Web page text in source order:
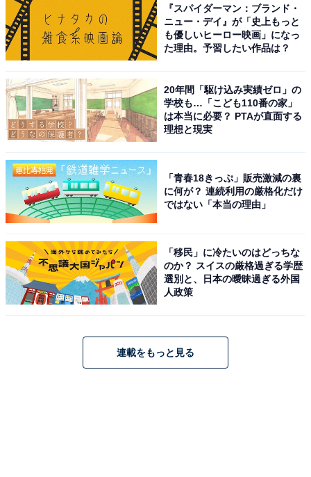
映画『マイケル』4DX感想！ 実は“音楽映画
にこそマッチする”理由。体感できるのはリ
ズムだけじゃない
次ページ 北山宏光が「モラハラ夫」に
『スパイダーマン：ブランド・
ニュー・デイ』が「史上もっと
も優しいヒーロー映画」になっ
た理由。予習したい作品は？
20年間「駆け込み実績ゼロ」の
学校も…「こども110番の家」
は本当に必要？ PTAが直面する
理想と現実
「青春18きっぷ」販売激減の裏
に何が？ 連続利用の厳格化だけ
ではない「本当の理由」
「移民」に冷たいのはどっちな
のか？ スイスの厳格過ぎる学歴
選別と、日本の曖昧過ぎる外国
人政策
連載をもっと見る